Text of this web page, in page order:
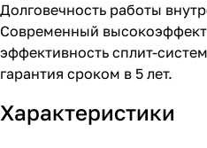
Долговечность работы
Современный
эффективность сплит-
гарантия сроком в 5 лет.
Характеристики